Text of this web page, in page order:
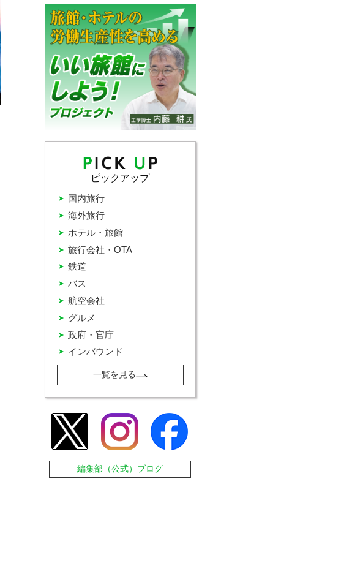
ピックアップ
インバウンド
グルメ
バス
ホテル・旅館
国内旅行
政府・官庁
旅行会社・OTA
海外旅行
航空会社
鉄道
一覧を見る
編集部（公式）ブログ